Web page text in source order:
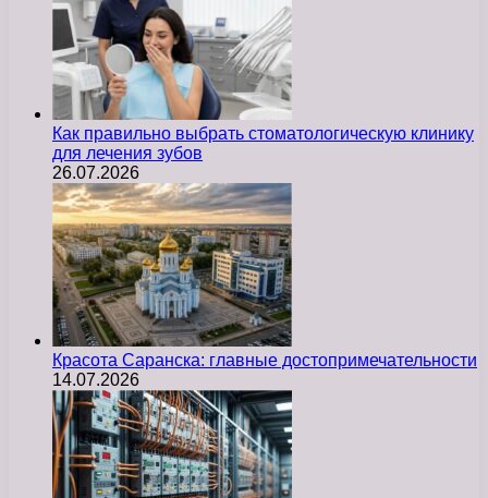
Как правильно выбрать стоматологическую клинику
для лечения зубов
26.07.2026
Красота Саранска: главные достопримечательности
14.07.2026